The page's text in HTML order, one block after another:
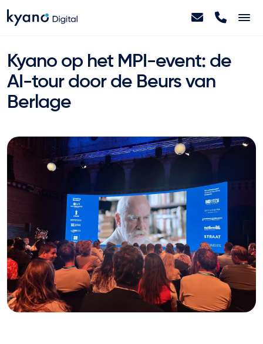
Home
Projecten
Artikelen
Over ons
Contact
Kyano op het MPI-event: de
AI-tour door de Beurs van
Berlage